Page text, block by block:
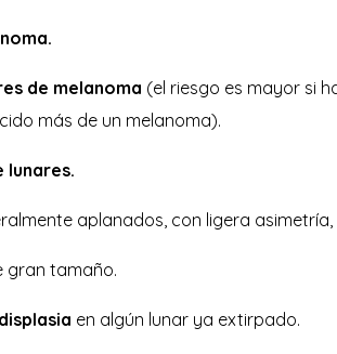
de melanoma (el riesgo es mayor si
más de un melanoma).
lunares.
aplanados, con ligera
gran tamaño.
displasia en algún lunar ya extirpado.